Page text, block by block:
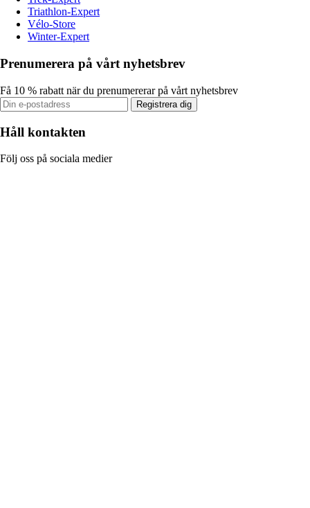
Triathlon-Expert
Vélo-Store
Winter-Expert
Prenumerera på vårt nyhetsbrev
Få 10 % rabatt när du prenumererar på vårt nyhetsbrev
Registrera dig
Håll kontakten
Följ oss på sociala medier